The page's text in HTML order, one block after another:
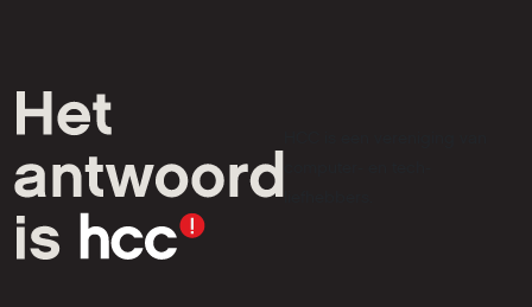
liefhebbers.